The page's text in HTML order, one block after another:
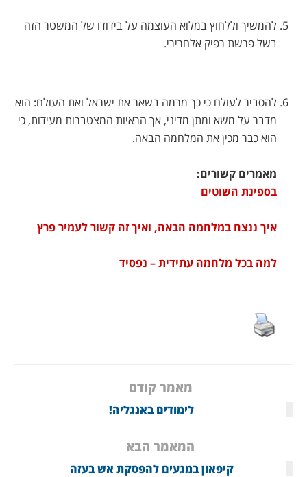
להמשיך וללחוץ במלוא העוצמה על בידודו של המשטר הזה
בשל פרשת רפיק אלחרירי.
להסביר לעולם כי כך מרמה בשאר את ישראל ואת העולם: הוא
מדבר על משא ומתן מדיני, אך הראיות המצטברות מעידות, כי
הוא כבר מכין את המלחמה הבאה.
מאמרים קשורים:
בספינת השוטים
איך ננצח במלחמה הבאה, ואיך זה קשור לעמיר פרץ
למה בכל מלחמה עתידית – נפסיד
מאמר קודם
לימודים באנגליה!
המאמר הבא
קיפאון במגעים להפסקת אש בעזה